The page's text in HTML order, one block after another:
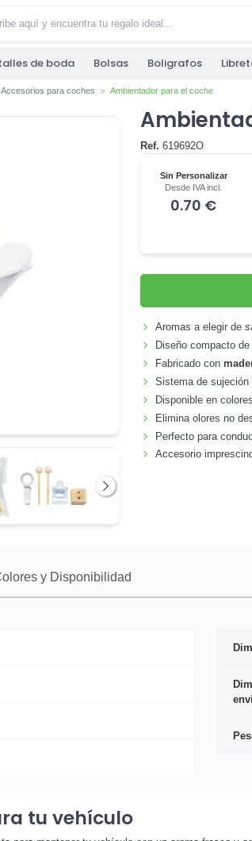
de boda Bolsas Boligrafos
Accesorios para coches Ambientador para el coche
Siguiente
Ref. 619692O
Sin Personalizar
Desde IVA incl.
0.70 €
Aromas a elegir de
Diseño compacto
Fabricado con
Sistema de sujeción
Disponible en
Elimina olores no
Perfecto para
Accesorio
y Disponibilidad
tu vehículo